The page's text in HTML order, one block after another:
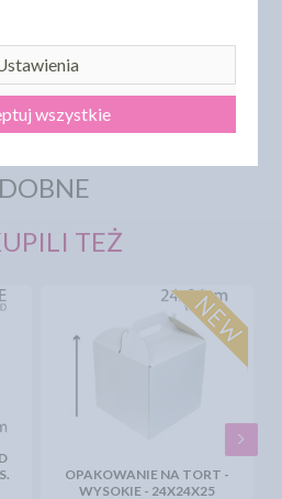
OPINIĘ
TEŻ
OPAKOWANIE NA TORT -
WYSOKIE - 24X24X25
wszystkie